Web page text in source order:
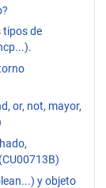
tipos de
or, not, mayor,
y objeto